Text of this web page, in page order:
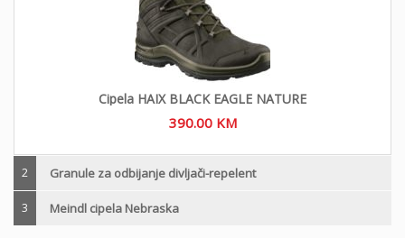
Cipela HAIX BLACK EAGLE NATURE
390.00 KM
2 Granule za odbijanje divljači-repelent
3 Meindl cipela Nebraska